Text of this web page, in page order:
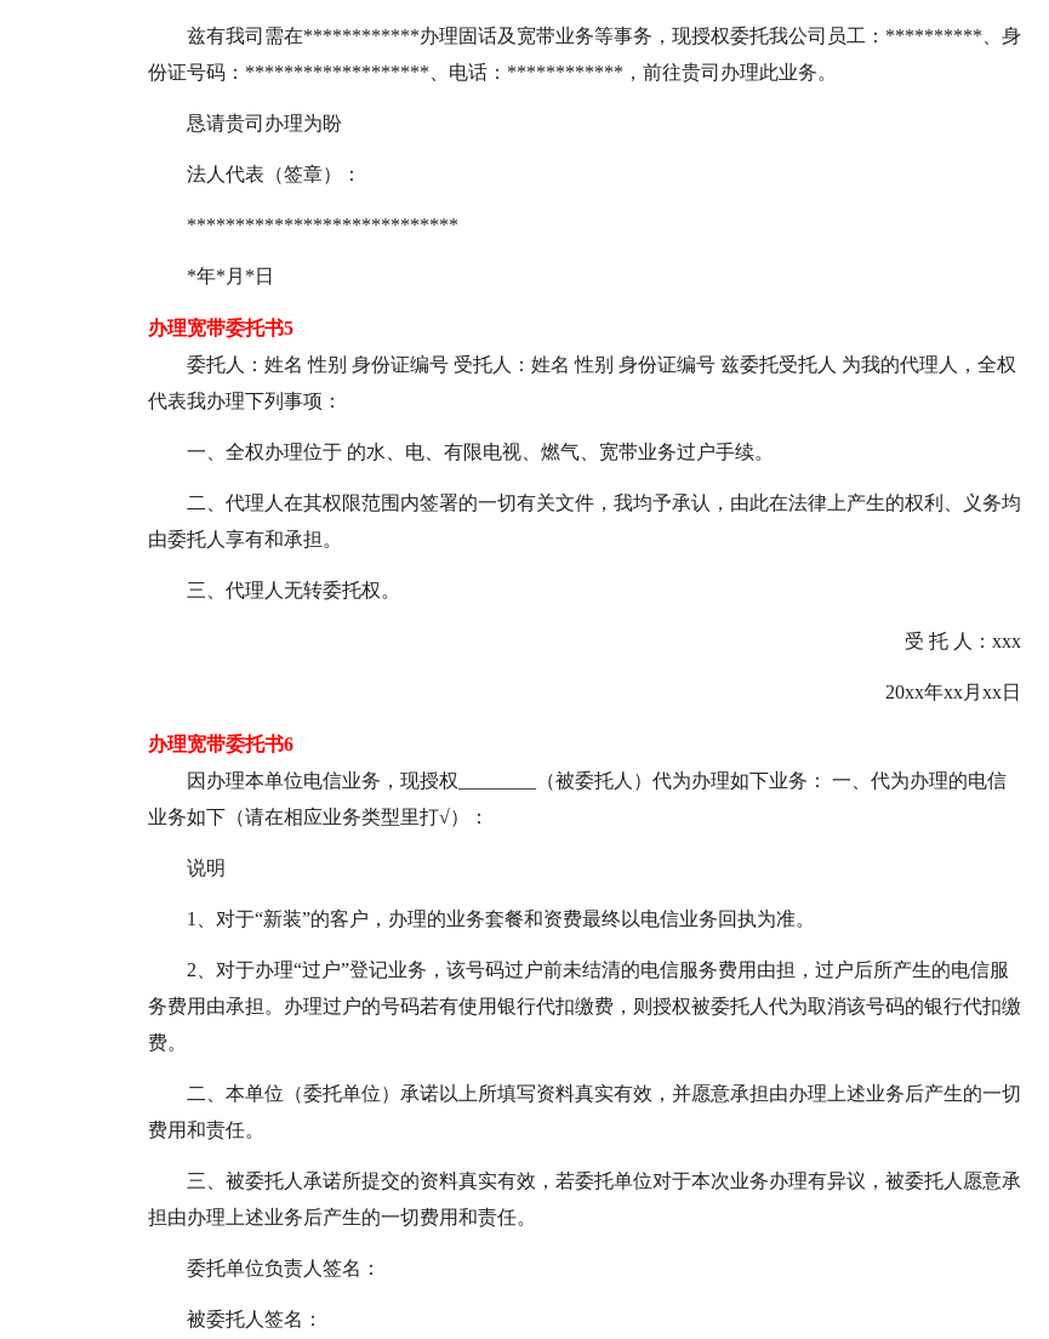
兹有我司需在************办理固话及宽带业务等事务，现授权委托我公司员工：**********、身
份证号码：*******************、电话：************，前往贵司办理此业务。
恳请贵司办理为盼
法人代表（签章）：
****************************
*年*月*日
办理宽带委托书5
委托人：姓名 性别 身份证编号 受托人：姓名 性别 身份证编号 兹委托受托人 为我的代理人，全权
代表我办理下列事项：
一、全权办理位于 的水、电、有限电视、燃气、宽带业务过户手续。
二、代理人在其权限范围内签署的一切有关文件，我均予承认，由此在法律上产生的权利、义务均
由委托人享有和承担。
三、代理人无转委托权。
受 托 人：xxx
20xx年xx月xx日
办理宽带委托书6
因办理本单位电信业务，现授权________（被委托人）代为办理如下业务： 一、代为办理的电信
业务如下（请在相应业务类型里打√）：
说明
1、对于“新装”的客户，办理的业务套餐和资费最终以电信业务回执为准。
2、对于办理“过户”登记业务，该号码过户前未结清的电信服务费用由担，过户后所产生的电信服
务费用由承担。办理过户的号码若有使用银行代扣缴费，则授权被委托人代为取消该号码的银行代扣缴
费。
二、本单位（委托单位）承诺以上所填写资料真实有效，并愿意承担由办理上述业务后产生的一切
费用和责任。
三、被委托人承诺所提交的资料真实有效，若委托单位对于本次业务办理有异议，被委托人愿意承
担由办理上述业务后产生的一切费用和责任。
委托单位负责人签名：
被委托人签名：